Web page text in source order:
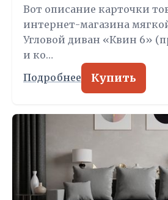
Вот описание карточки
интернет-магазина
Угловой диван «Квин 6»
и ко…
Подробнее Купить